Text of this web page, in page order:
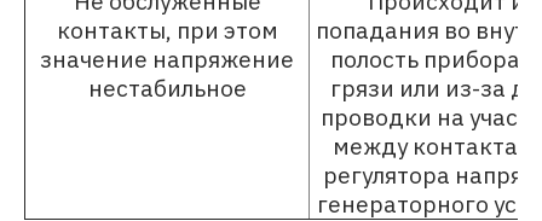
контакты, при этом
значение напряжение
нестабильное
попадания во
полость прибора
грязи или из-за
проводки на
между
регулятора
генераторного